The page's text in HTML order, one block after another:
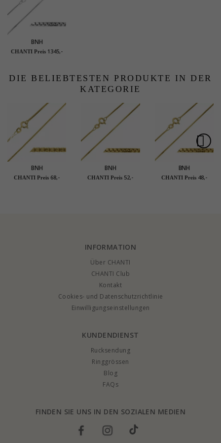
BNH
Veneziahalskette aus
CHANTI Preis 1345,-
DIE BELIEBTESTEN PRODUKTE IN DER
KATEGORIE
BNH
Veneziahalskette aus
CHANTI Preis 68,-
BNH
Veneziahalskette aus
CHANTI Preis 52,-
BNH
Veneziahalskette aus
CHANTI Preis 48,-
INFORMATION
Über CHANTI
CHANTI Club
Kontakt
Cookies- und Datenschutzrichtlinie
Einwilligungseinstellungen
KUNDENDIENST
Rucksendung
Ringgrössen
Blog
FAQs
FINDEN SIE UNS IN DEN SOZIALEN MEDIEN